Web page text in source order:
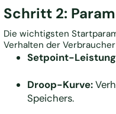
Schritt 2:
Die wichtigsten
Verhalten der
Setpoint-
Droop-Kurve:
Speichers.